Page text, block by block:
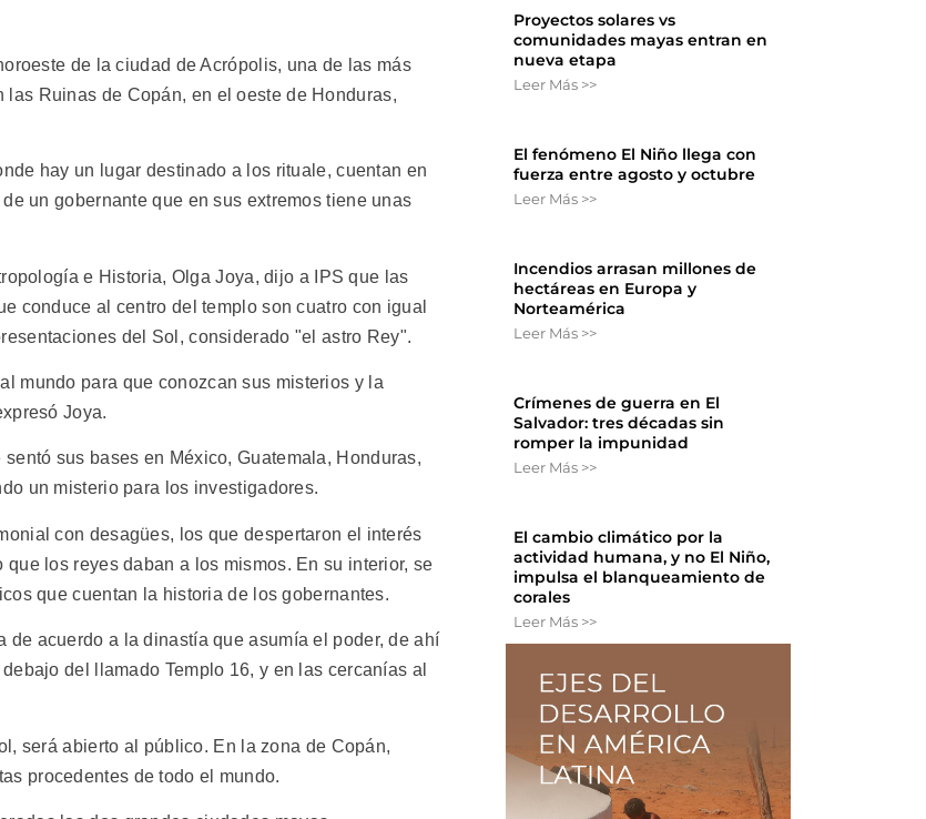
de la ciudad de Acrópolis, una de las más
Ruinas de Copán, en el oeste de Honduras,
hay un lugar destinado a los rituale, cuentan en
un gobernante que en sus extremos tiene unas
e Historia, Olga Joya, dijo a IPS que las
conduce al centro del templo son cuatro con igual
del Sol, considerado "el astro Rey".
mundo para que conozcan sus misterios y la
Joya.
sus bases en México, Guatemala, Honduras,
un misterio para los investigadores.
con desagües, los que despertaron el interés
los reyes daban a los mismos. En su interior, se
que cuentan la historia de los gobernantes.
de acuerdo a la dinastía que asumía el poder, de ahí
del llamado Templo 16, y en las cercanías al
será abierto al público. En la zona de Copán,
procedentes de todo el mundo.
Proyectos solares vs
comunidades mayas entran en
nueva etapa
Leer Más >>
El fenómeno El Niño llega con
fuerza entre agosto y octubre
Leer Más >>
Incendios arrasan millones de
hectáreas en Europa y
Norteamérica
Leer Más >>
Crímenes de guerra en El
Salvador: tres décadas sin
romper la impunidad
Leer Más >>
El cambio climático por la
actividad humana, y no El Niño,
impulsa el blanqueamiento de
corales
Leer Más >>